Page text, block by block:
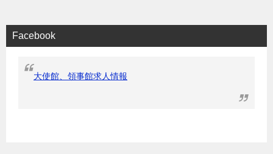
Facebook
大使館、領事館求人情報